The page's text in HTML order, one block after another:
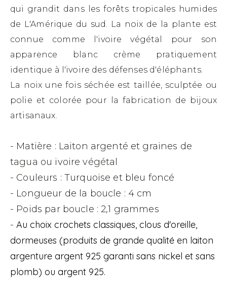
qui grandit dans les forêts tropicales humides
de L'Amérique du sud. La noix de la plante est
connue comme l'ivoire végétal pour son
apparence blanc crème pratiquement
identique à l'ivoire des défenses d'éléphants.
La noix une fois séchée est taillée, sculptée ou
polie et colorée pour la fabrication de bijoux
artisanaux.
- Matière : Laiton argenté et graines de
tagua ou ivoire végétal
- Couleurs : Turquoise et bleu foncé
- Longueur de la boucle : 4 cm
- Poids par boucle : 2,1 grammes
-Au choix crochets classiques, clous d'oreille,
dormeuses (produits de grande qualité en laiton
argenture argent 925 garanti sans nickel et sans
plomb) ou argent 925.